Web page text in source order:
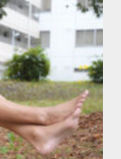
マッチョ)
捨